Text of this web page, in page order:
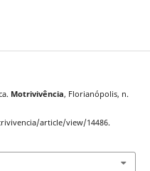
Motrivivência, Florianópolis, n.
article/view/14486.